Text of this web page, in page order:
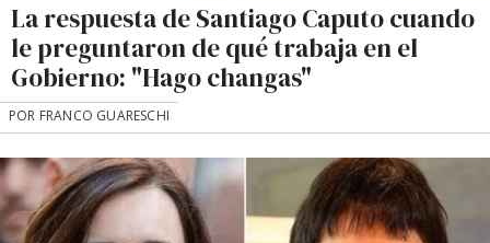
La respuesta de Santiago Caputo cuando
le preguntaron de qué trabaja en el
Gobierno: "Hago changas"
POR FRANCO GUARESCHI